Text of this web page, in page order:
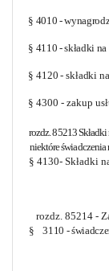
§ 4010 -
§ 4110 - składki
§ 4120 - składki
§ 4300 - zakup
rozdz. 85213
niektóre świadczenia
§ 4130- Składki
rozdz. 85214 -
§
3110 -